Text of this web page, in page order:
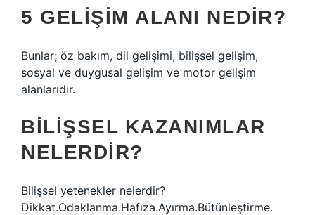
5 GELIŞIM ALANI NEDIR?
Bunlar; öz bakım, dil gelişimi, bilişsel gelişim,
sosyal ve duygusal gelişim ve motor gelişim
alanlarıdır.
BILIŞSEL KAZANIMLAR
NELERDIR?
Bilişsel yetenekler nelerdir?
Dikkat.Odaklanma.Hafıza.Ayırma.Bütünleştirme.